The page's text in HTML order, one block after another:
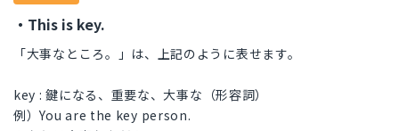
・This is key.
「大事なところ。」は、上記のように表せます。
key : 鍵になる、重要な、大事な（形容詞）
例）You are the key person.